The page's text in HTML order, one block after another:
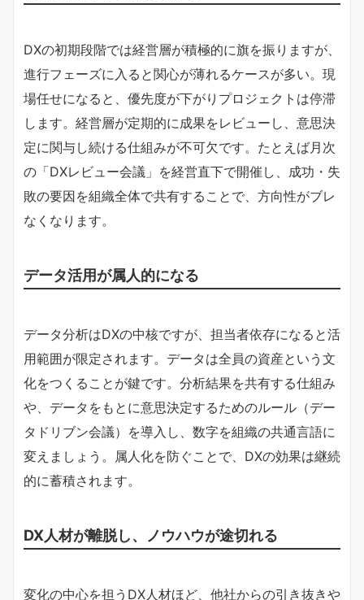
DXの初期段階では経営層が積極的に旗を振りますが、
進行フェーズに入ると関心が薄れるケースが多い。現
場任せになると、優先度が下がりプロジェクトは停滞
します。経営層が定期的に成果をレビューし、意思決
定に関与し続ける仕組みが不可欠です。たとえば月次
の「DXレビュー会議」を経営直下で開催し、成功・失
敗の要因を組織全体で共有することで、方向性がブレ
なくなります。
データ活用が属人的になる
データ分析はDXの中核ですが、担当者依存になると活
用範囲が限定されます。データは全員の資産という文
化をつくることが鍵です。分析結果を共有する仕組み
や、データをもとに意思決定するためのルール（デー
タドリブン会議）を導入し、数字を組織の共通言語に
変えましょう。属人化を防ぐことで、DXの効果は継続
的に蓄積されます。
DX人材が離脱し、ノウハウが途切れる
変化の中心を担うDX人材ほど、他社からの引き抜きや